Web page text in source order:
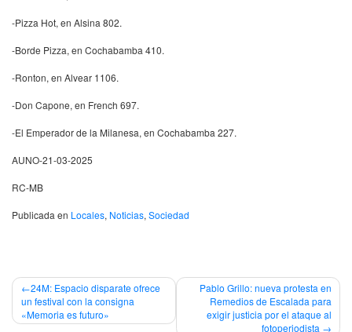
-Pizza Hot, en Alsina 802.
-Borde Pizza, en Cochabamba 410.
-Ronton, en Alvear 1106.
-Don Capone, en French 697.
-El Emperador de la Milanesa, en Cochabamba 227.
AUNO-21-03-2025
RC-MB
Publicada en Locales, Noticias,Sociedad
Navegación
de
24M: Espacio disparate ofrece
un festival con la consigna
«Memoria es futuro»
Pablo Grillo: nueva protesta en
Remedios de Escalada para
exigir justicia por el ataque al
fotoperiodista